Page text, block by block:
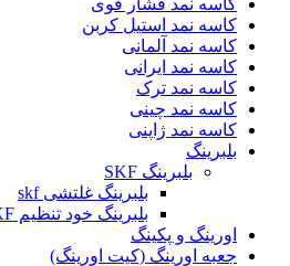
کاسه نمد فشار قوی
کاسه نمد استیل کربن
کاسه نمد آلمانی
کاسه نمد ایرانی
کاسه نمد ترک
کاسه نمد چینی
کاسه نمد ژاپنی
بلبرینگ
بلبرینگ SKF
بلبرینگ غلتشی skf
بلبرینگ خود تنظیم SKF
اورینگ و پکینگ
جعبه اورینگ (کیت اورینگ)